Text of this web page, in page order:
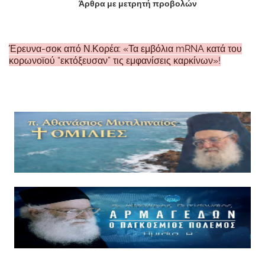
Άρθρα με μετρητή προβολών
Έρευνα-σοκ από Ν.Κορέα: «Τα εμβόλια mRNA κατά του
κορωνοϊού “εκτόξευσαν” τις εμφανίσεις καρκίνων»!